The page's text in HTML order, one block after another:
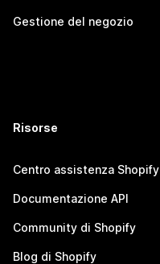
Gestione del negozio
Risorse
Centro assistenza Shopify
Documentazione API
Community di Shopify
Blog di Shopify